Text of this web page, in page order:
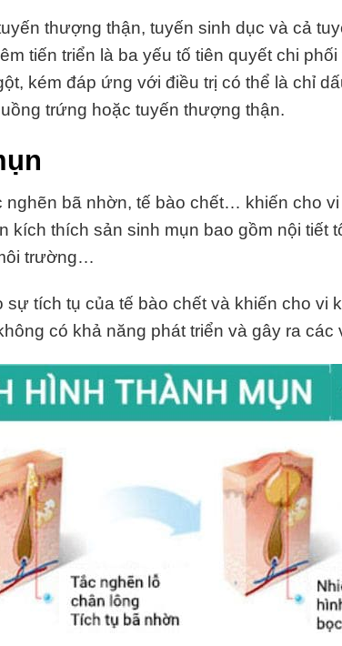
thượng thận, tuyến sinh dục và cả
tiến triển là ba yếu tố tiên quyết chi
kém đáp ứng với điều trị có thể là chỉ
trứng hoặc tuyến thượng thận.
bã nhờn, tế bào chết… khiến cho
kích thích sản sinh mụn bao gồm nội tiết
trường…
tích tụ của tế bào chết và khiến cho vi
có khả năng phát triển và gây ra các